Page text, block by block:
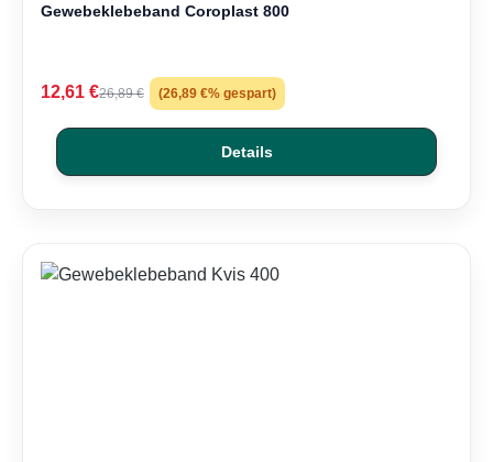
Gewebeklebeband Coroplast 800
12,61 €26,89 € (26,89 €% gespart)
Details